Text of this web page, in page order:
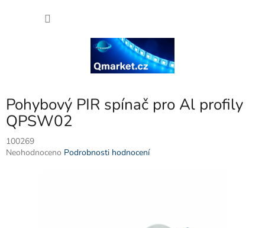
Pohybový PIR spínač pro Al profily
QPSW02
100269
Průměrné
Neohodnoceno Podrobnosti hodnocení